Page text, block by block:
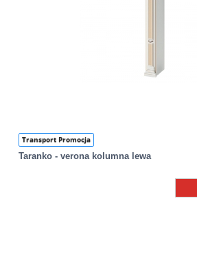
Transport Promocja
Taranko - verona kolumna lewa